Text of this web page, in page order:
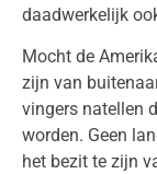
daadwerkelijk
Mocht de
zijn van
vingers natellen
worden. Geen
het bezit te zijn